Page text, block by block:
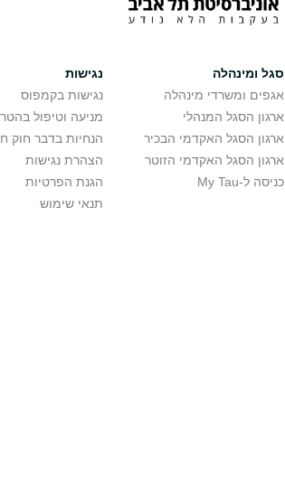
סגל ומינהלה
אגפים ומשרדי מינהלה
ארגון הסגל המנהלי
ארגון הסגל האקדמי הבכיר
ארגון הסגל האקדמי הזוטר
כניסה ל-My Tau
נגישות
נגישות בקמפוס
מניעה וטיפול
הנחיות בדבר חוק
הצהרת נגישות
הגנת הפרטיות
תנאי שימוש